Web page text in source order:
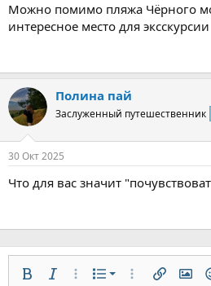
Можно помимо пляжа Чёрного
интересное место для эксскурсии
Полина пай
Заслуженный путешественник
30 Окт 2025
Что для вас значит
ЖирныйКурсивДополнительно...
Список Вставить